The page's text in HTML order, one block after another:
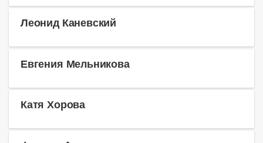
Леонид Каневский
Евгения Мельникова
Катя Хорова